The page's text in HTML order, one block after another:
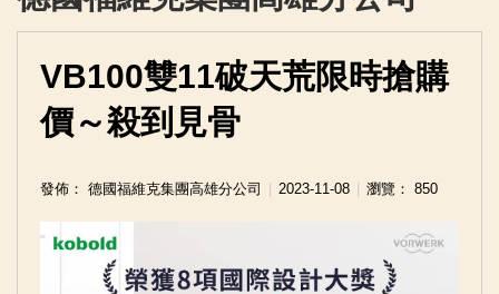
VB100雙11破天荒限時搶購
價～殺到見骨
發佈： 德國福維克集團高雄分公司 2023-11-08 瀏覽： 850